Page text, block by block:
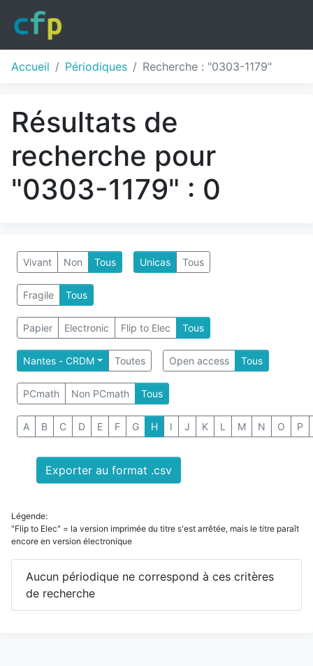
Accueil Périodiques Recherche : "0303-1179"
Résultats de
recherche pour
"0303-1179" : 0
Vivant Non Tous Unicas Tous
Fragile Tous
Papier Electronic Flip to Elec Tous
Nantes - CRDM Toutes Open access Tous
PCmath Non PCmath Tous
A B C D E F G H I J K L M N O P
Exporter au format .csv
Légende:
"Flip to Elec" = la version imprimée du titre s'est arrêtée, mais le titre paraît
encore en version électronique
Aucun périodique ne correspond à ces critères
de recherche